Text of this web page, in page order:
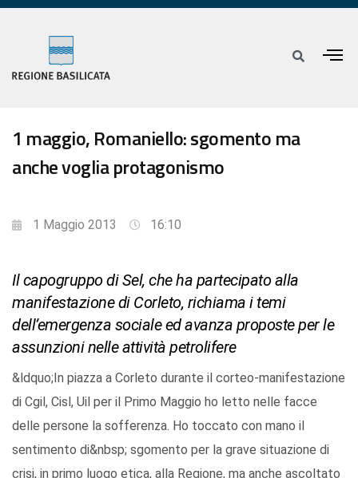
1 maggio, Romaniello: sgomento ma
anche voglia protagonismo
1 Maggio 2013 16:10
Il capogruppo di Sel, che ha partecipato alla
manifestazione di Corleto, richiama i temi
dell’emergenza sociale ed avanza proposte per le
assunzioni nelle attività petrolifere
&ldquo;In piazza a Corleto durante il corteo-manifestazione
di Cgil, Cisl, Uil per il Primo Maggio ho letto nelle facce
delle persone la sofferenza. Ho toccato con mano il
sentimento di&nbsp; sgomento per la grave situazione di
crisi, in primo luogo etica, alla Regione, ma anche ascoltato